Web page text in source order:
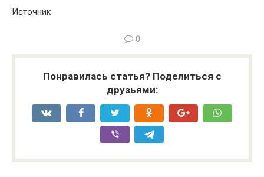
Источник
0
Понравилась статья? Поделиться с
друзьями: